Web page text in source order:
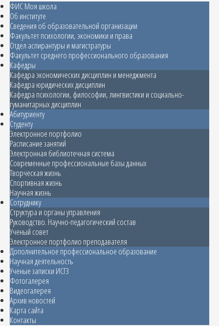
ФИС Моя школа
Об институте
Сведения об образовательной организации
Факультет психологии, экономики и права
Отдел аспирантуры и магистратуры
Факультет среднего профессионального образования
Кафедры
Кафедра экономических дисциплин и менеджмента
Кафедра юридических дисциплин
Кафедра психологии, философии, лингвистики и социально-
гуманитарных дисциплин
Абитуриенту
Студенту
Электронное портфолио
Расписание занятий
Электронная библиотечная система
Современные профессиональные базы данных
Творческая жизнь
Спортивная жизнь
Научная жизнь
Сотруднику
Структура и органы управления
Руководство. Научно-педагогический состав
Ученый совет
Электронное портфолио преподавателя
Дополнительное профессиональное образование
Научная деятельность
Ученые записки ИСГЗ
Фотогалерея
Видеогалерея
Архив новостей
Карта сайта
Контакты